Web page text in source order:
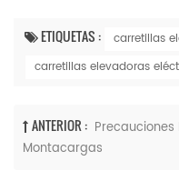
ETIQUETAS :
carretillas
carretillas elevadoras
ANTERIOR :
Montacargas